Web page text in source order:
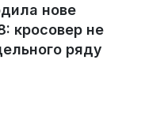
нове
кросовер не
ряду